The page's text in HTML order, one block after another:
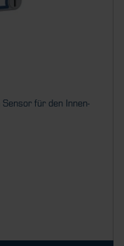
für den Innen-